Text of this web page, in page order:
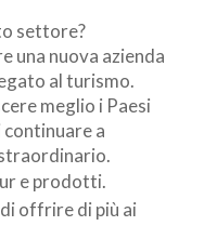
settore?
una nuova azienda
al turismo.
meglio i Paesi
continuare a
e prodotti.
offrire di più ai